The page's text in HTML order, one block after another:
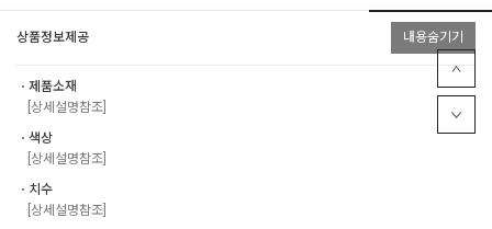
상품정보제공 내용숨기기
ㆍ제품소재
[상세설명참조]
ㆍ색상
[상세설명참조]
ㆍ치수
[상세설명참조]